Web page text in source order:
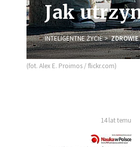
Jak
INTELIGENTNE ŻYCIE ZDROWIE
(fot. Alex E. Proimos / flickr.com)
14 lat temu